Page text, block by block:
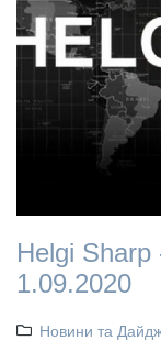
Helgi
1.09.2020
Новини та